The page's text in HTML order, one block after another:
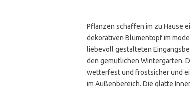
Pflanzen schaffen im zu Hause
dekorativen Blumentopf im
liebevoll gestalteten
den gemütlichen Wintergarten.
wetterfest und frostsicher und
im Außenbereich. Die glatte